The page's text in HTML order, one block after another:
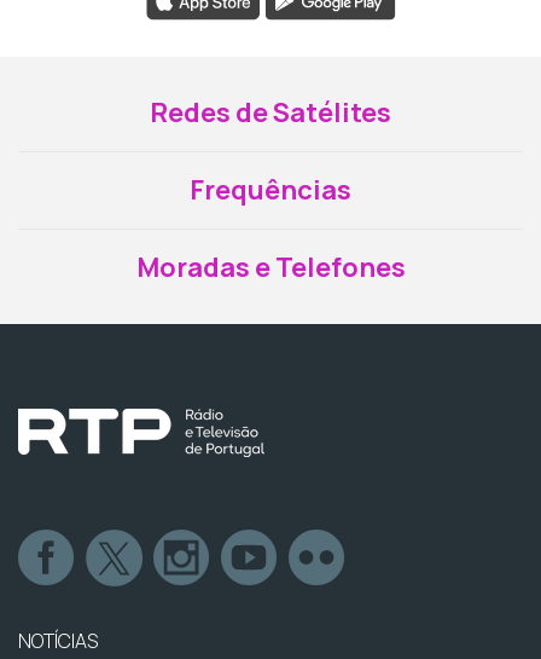
Redes de Satélites
Frequências
Moradas e Telefones
NOTÍCIAS